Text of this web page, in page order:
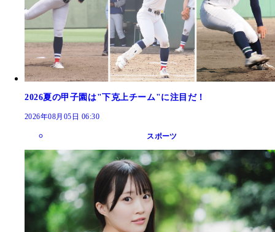
2026夏の甲子園は"下克上チーム"に注目だ！
2026年08月05日 06:30
スポーツ